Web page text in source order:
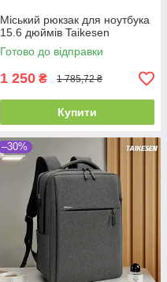
Міський рюкзак для ноутбука
15.6 дюймів Taikesen
Готово до відправки
1 250 ₴ 1 785,72 ₴
Купити
–30%